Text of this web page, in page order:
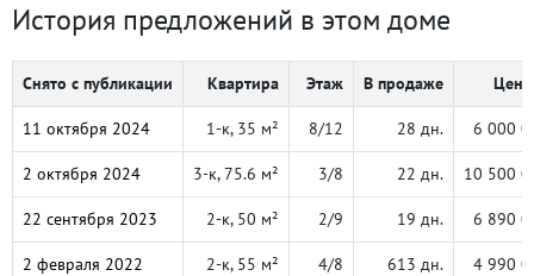
История предложений в этом доме
Снято с публикации Квартира Этаж В продаже
11 октября 2024 1-к, 35 м² 8/12 28 дн. 6 000
2 октября 2024 3-к, 75.6 м² 3/8 22 дн. 10 500
22 сентября 2023 2-к, 50 м² 2/9 19 дн. 6 890
2 февраля 2022 2-к, 55 м² 4/8 613 дн. 4 990